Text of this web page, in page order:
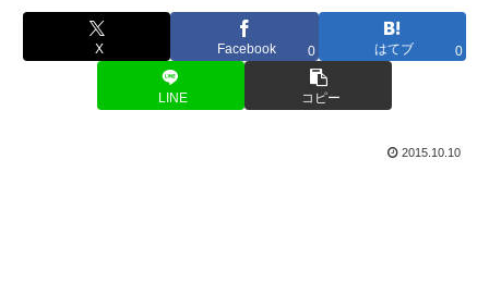
X Facebook 0 はてブ 0
LINE コピー
2015.10.10